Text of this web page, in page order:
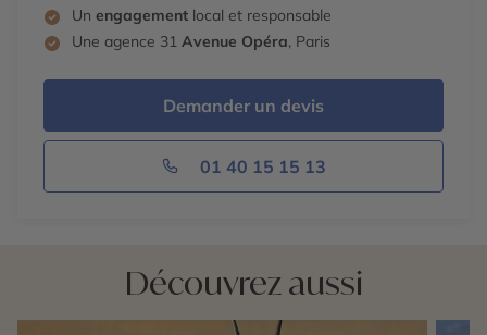
Un engagement local et responsable
Une agence 31 Avenue Opéra, Paris
Demander un devis
01 40 15 15 13
Découvrez aussi